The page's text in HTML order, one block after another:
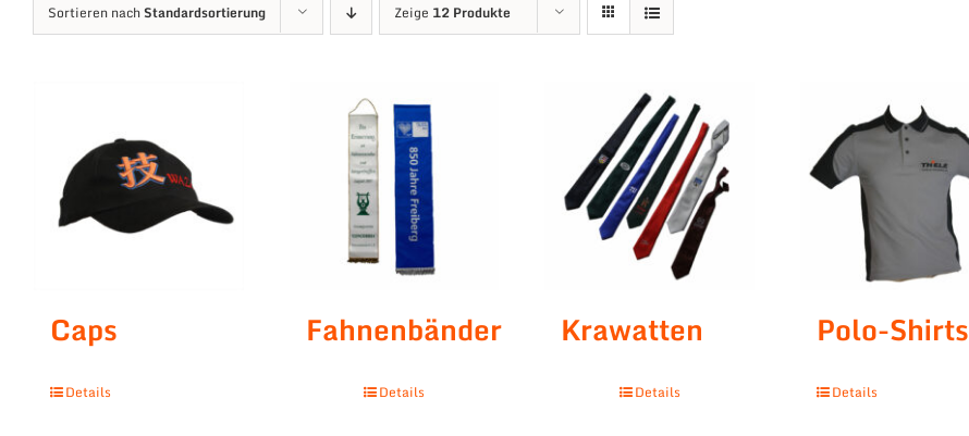
Sortieren nachStandardsortierung Zeige 12 Produkte
Caps
Details
Fahnenbänder
Details
Krawatten
Details
Polo-Shirts
Details